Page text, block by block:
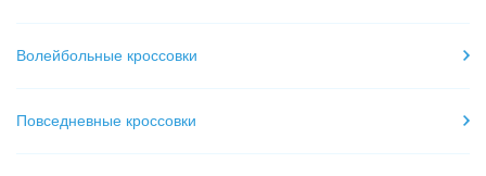
Волейбольные кроссовки
Повседневные кроссовки